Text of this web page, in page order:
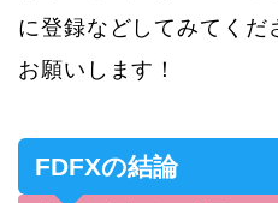
に登録などしてみてく
お願いします！
FDFXの結論